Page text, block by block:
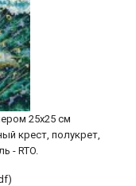
25х25 см
крест, полукрет,
- RTO.